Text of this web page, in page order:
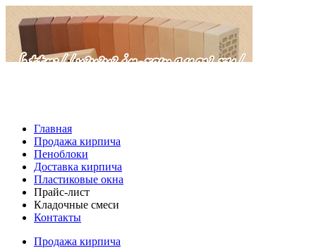
Главная
Продажа кирпича
Пеноблоки
Доставка кирпича
Пластиковые окна
Прайс-лист
Кладочные смеси
Контакты
Продажа кирпича